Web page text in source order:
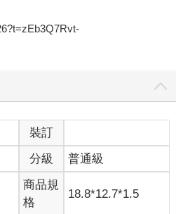
裝訂
分級 普通級
商品規
格
18.8*12.7*1.5